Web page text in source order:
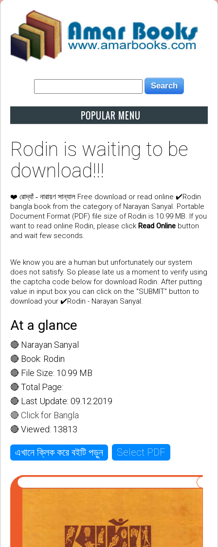
POPULAR MENU
Rodin is waiting to be
download!!!
❤️ রোদ্যাঁ - নারায়ণ সান্যাল Free download or read online ✔️Rodin
bangla book from the category of Narayan Sanyal. Portable
Document Format (PDF) file size of Rodin is 10.99 MB. If you
want to read online Rodin, please click Read Online button
and wait few seconds.
We know you are a human but unfortunately our system
does not satisfy. So please late us a moment to verify using
the captcha code below for download Rodin. After putting
value in input box you can click on the "SUBMIT" button to
download your ✔️Rodin - Narayan Sanyal.
At a glance
🔴 Narayan Sanyal
🔴 Book: Rodin
🔴 File Size: 10.99 MB
🔴 Total Page:
🔴 Last Update: 09.12.2019
🔴 Click for Bangla
🔴 Viewed: 13813
এখানে ক্লিক করে বইটি পড়ুন Select PDF